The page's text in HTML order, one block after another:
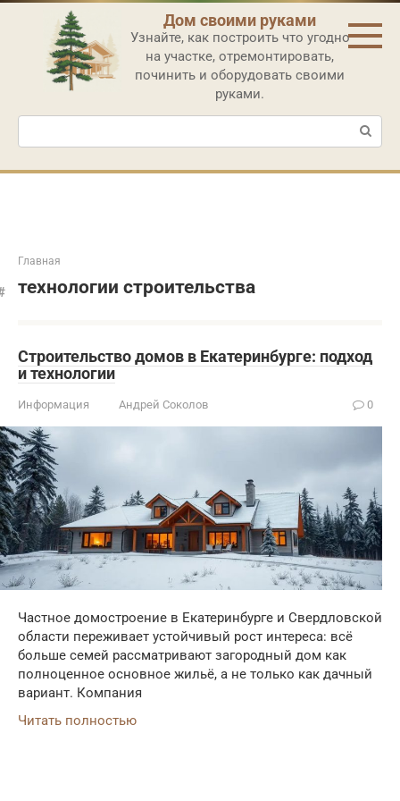
Перейти
контенту
Дом своими руками
Узнайте, как построить что угодно
на участке, отремонтировать,
починить и оборудовать своими
руками.
Поиск:
Главная
технологии строительства
Строительство домов в Екатеринбурге: подход
и технологии
Информация Андрей Соколов 0
Частное домостроение в Екатеринбурге и Свердловской
области переживает устойчивый рост интереса: всё
больше семей рассматривают загородный дом как
полноценное основное жильё, а не только как дачный
вариант. Компания
Читать полностью